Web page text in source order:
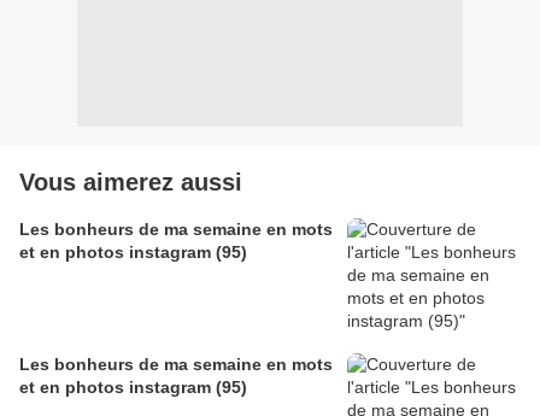
Vous aimerez aussi
Les bonheurs de ma semaine en mots
et en photos instagram (95)
Les bonheurs de ma semaine en mots
et en photos instagram (95)